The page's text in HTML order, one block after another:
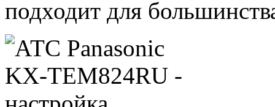
подходит для